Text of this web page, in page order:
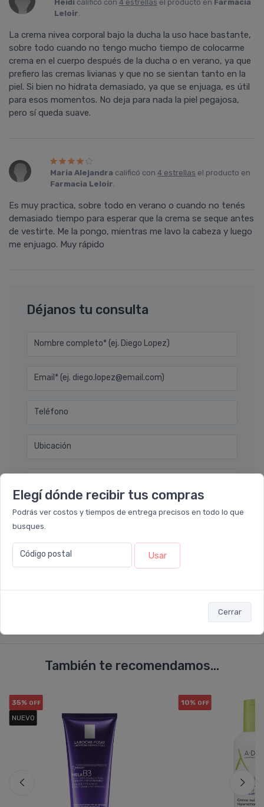
Elegí dónde recibir tus compras
Podrás ver costos y tiempos de entrega precisos en todo lo que
busques.
Código postal Usar
Cerrar
Heidi calificó con 4 estrellas el producto en Farmacia
Leloir.
La crema nivea corporal bajo la ducha la uso hace bastante,
sobre todo cuando no tengo mucho tiempo de colocarme
crema en el cuerpo después de la ducha o en verano, ya que
prefiero las cremas livianas y que no se sientan tanto en la
piel. Si bien no hidrata demasiado, ya que se enjuaga, es útil
para esos momentos. No deja para nada la piel pegajosa,
pero sí queda suave.
Maria Alejandra calificó con4 estrellas el producto en
Farmacia Leloir.
Es muy practica, sobre todo en verano o cuando no tenés
demasiado tiempo para esperar que la crema se seque antes
de vestirte. Me la pongo, mientras me lavo la cabeza y luego
me enjuago. Muy rápido
Déjanos tu consulta
Nombre completo* (ej. Diego Lopez)
Email* (ej. diego.lopez@email.com)
Teléfono
Ubicación
También te recomendamos...
35% OFF
NUEVO
10% OFF